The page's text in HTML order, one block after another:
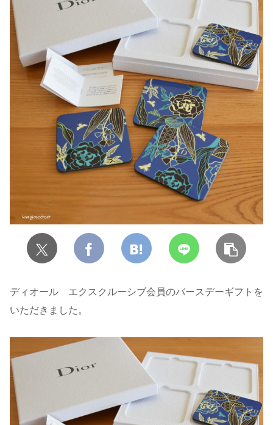
ディオール エクスクルーシブ会員のバースデーギフトを
いただきました。